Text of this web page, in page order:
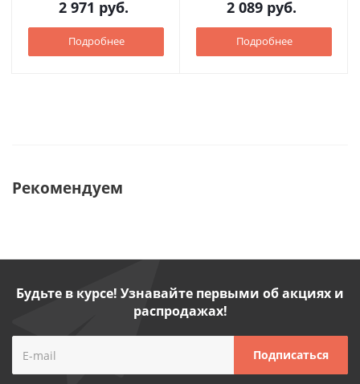
2 971 руб.
Подробнее
2 089руб.
Подробнее
Рекомендуем
Будьте в курсе! Узнавайте первыми об акциях и
распродажах!